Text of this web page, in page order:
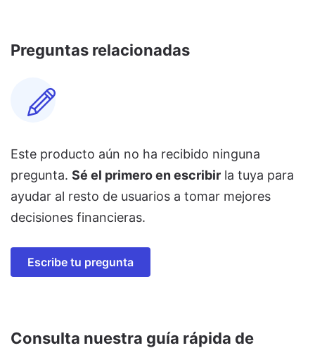
Preguntas relacionadas
Este producto aún no ha recibido ninguna
pregunta. Sé el primero en escribir la tuya para
ayudar al resto de usuarios a tomar mejores
decisiones financieras.
Escribe tu pregunta
Consulta nuestra guía rápida de